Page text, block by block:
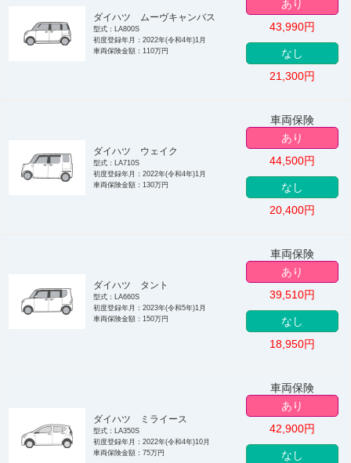
ダイハツ ムーヴキャンバス
型式：LA800S
初度登録年月：2022年(令和4年)1月
車両保険金額：110万円
あり
43,990円
なし
21,300円
ダイハツ ウェイク
型式：LA710S
初度登録年月：2022年(令和4年)1月
車両保険金額：130万円
車両保険
あり
44,500円
なし
20,400円
ダイハツ タント
型式：LA660S
初度登録年月：2023年(令和5年)1月
車両保険金額：150万円
車両保険
あり
39,510円
なし
18,950円
ダイハツ ミライース
型式：LA350S
初度登録年月：2022年(令和4年)10月
車両保険金額：75万円
車両保険
あり
42,900円
なし